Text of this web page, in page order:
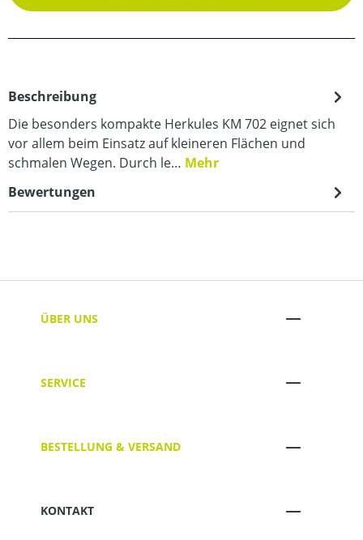
Beschreibung
Die besonders kompakte Herkules KM 702 eignet sich
vor allem beim Einsatz auf kleineren Flächen und
schmalen Wegen. Durch le… Mehr
Bewertungen
ÜBER UNS
SERVICE
BESTELLUNG & VERSAND
KONTAKT